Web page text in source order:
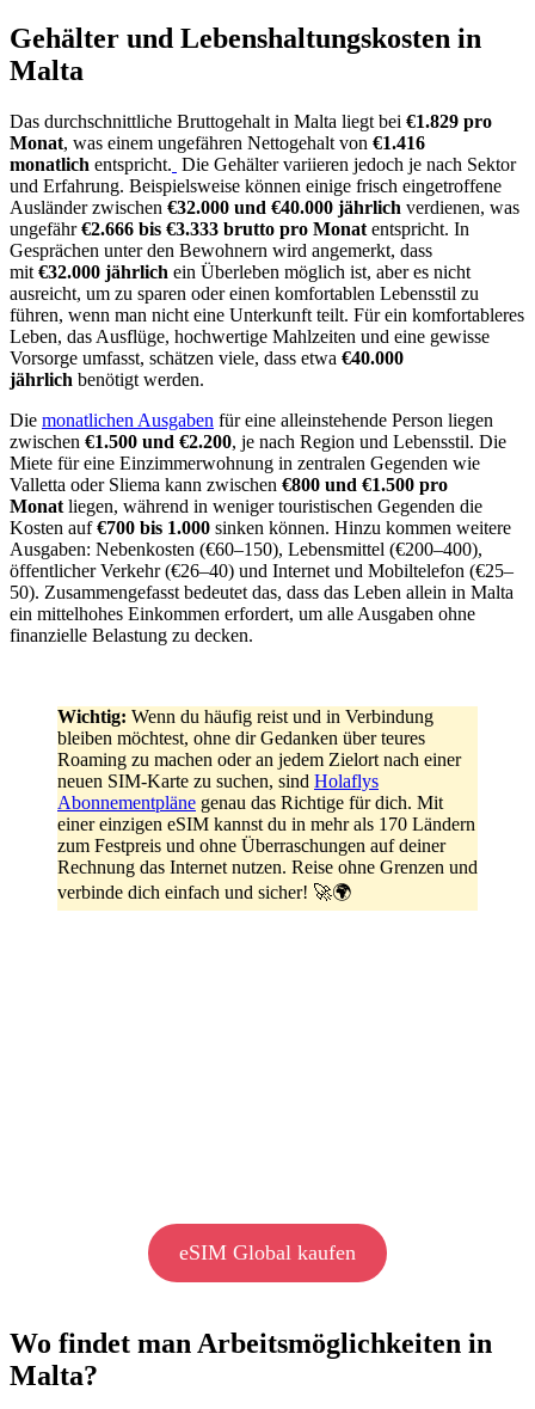
Gehälter und Lebenshaltungskosten in
Malta
Das durchschnittliche Bruttogehalt in Malta liegt bei €1.829 pro
Monat, was einem ungefähren Nettogehalt von €1.416
monatlich entspricht. Die Gehälter variieren jedoch je nach Sektor
und Erfahrung. Beispielsweise können einige frisch eingetroffene
Ausländer zwischen €32.000 und €40.000 jährlich verdienen, was
ungefähr€2.666 bis €3.333 brutto pro Monat entspricht. In
Gesprächen unter den Bewohnern wird angemerkt, dass
mit €32.000 jährlich ein Überleben möglich ist, aber es nicht
ausreicht, um zu sparen oder einen komfortablen Lebensstil zu
führen, wenn man nicht eine Unterkunft teilt. Für ein komfortableres
Leben, das Ausflüge, hochwertige Mahlzeiten und eine gewisse
Vorsorge umfasst, schätzen viele, dass etwa €40.000
jährlich benötigt werden.
Die monatlichen Ausgaben für eine alleinstehende Person liegen
zwischen €1.500 und €2.200, je nach Region und Lebensstil. Die
Miete für eine Einzimmerwohnung in zentralen Gegenden wie
Valletta oder Sliema kann zwischen €800 und €1.500 pro
Monat liegen, während in weniger touristischen Gegenden die
Kosten auf€700 bis 1.000 sinken können. Hinzu kommen weitere
Ausgaben: Nebenkosten (€60–150), Lebensmittel (€200–400),
öffentlicher Verkehr (€26–40) und Internet und Mobiltelefon (€25–
50). Zusammengefasst bedeutet das, dass das Leben allein in Malta
ein mittelhohes Einkommen erfordert, um alle Ausgaben ohne
finanzielle Belastung zu decken.
Wichtig: Wenn du häufig reist und in Verbindung
bleiben möchtest, ohne dir Gedanken über teures
Roaming zu machen oder an jedem Zielort nach einer
neuen SIM-Karte zu suchen, sind Holaflys
Abonnementpläne genau das Richtige für dich. Mit
einer einzigen eSIM kannst du in mehr als 170 Ländern
zum Festpreis und ohne Überraschungen auf deiner
Rechnung das Internet nutzen. Reise ohne Grenzen und
verbinde dich einfach und sicher! 🚀🌍
eSIM Global kaufen
Wo findet man Arbeitsmöglichkeiten in
Malta?